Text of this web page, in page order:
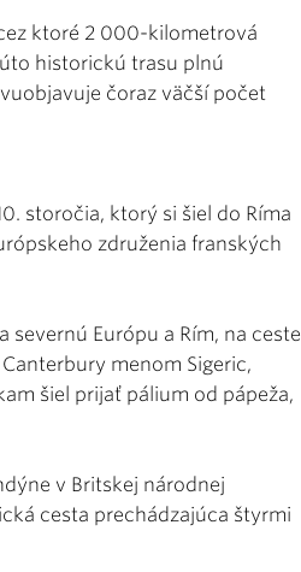
ktoré 2 000-kilometrová
historickú trasu plnú
čoraz väčší počet
storočia, ktorý si šiel do Ríma
združenia franských
Európu a Rím, na ceste
menom Sigeric,
šiel prijať pálium od pápeža,
v Britskej národnej
cesta prechádzajúca štyrmi